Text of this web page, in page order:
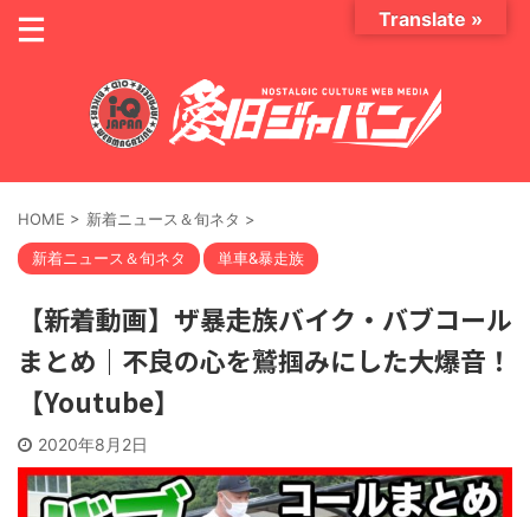
HOME > 新着ニュース＆旬ネタ >
新着ニュース＆旬ネタ 単車&暴走族
【新着動画】ザ暴走族バイク・バブコール
まとめ｜不良の心を鷲掴みにした大爆音！
【Youtube】
2020年8月2日
Translate »